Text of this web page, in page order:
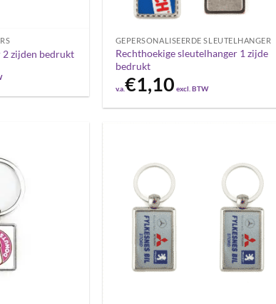
zijden bedrukt
GEPERSONALISEERDE SLEUTELHANGER
Rechthoekige sleutelhanger 1 zijde
bedrukt
v.a.€1,10 excl. BTW